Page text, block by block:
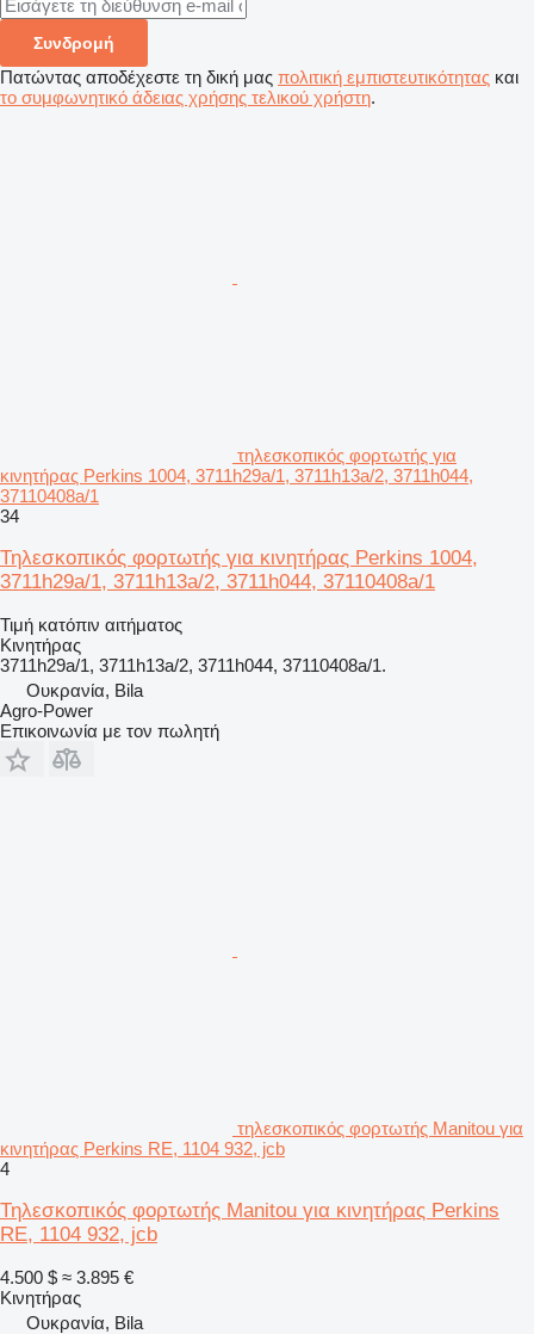
Συνδρομή
Πατώντας αποδέχεστε τη δική μας πολιτική εμπιστευτικότητας και
το συμφωνητικό άδειας χρήσης τελικού χρήστη.
τηλεσκοπικός φορτωτής για
κινητήρας Perkins 1004, 3711h29a/1, 3711h13a/2, 3711h044,
37110408a/1
34
Τηλεσκοπικός φορτωτής για κινητήρας Perkins 1004,
3711h29a/1, 3711h13a/2, 3711h044, 37110408a/1
Τιμή κατόπιν αιτήματος
Κινητήρας
3711h29a/1, 3711h13a/2, 3711h044, 37110408a/1.
Ουκρανία, Bila
Agro-Power
Επικοινωνία με τον πωλητή
τηλεσκοπικός φορτωτής Manitou για
κινητήρας Perkins RE, 1104 932, jcb
4
Τηλεσκοπικός φορτωτής Manitou για κινητήρας Perkins
RE, 1104 932, jcb
4.500 $ ≈ 3.895 €
Κινητήρας
Ουκρανία, Bila